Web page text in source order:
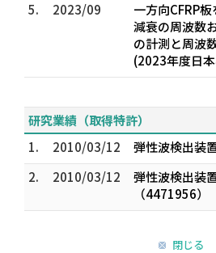
5.
2023/09
一方向CFRP
減衰の周波数
の計測と周波
(2023年度日
研究業績（取得特許）
1.
2010/03/12
弾性波検出装
2.
2010/03/12
弾性波検出装
（4471956）
閉じる